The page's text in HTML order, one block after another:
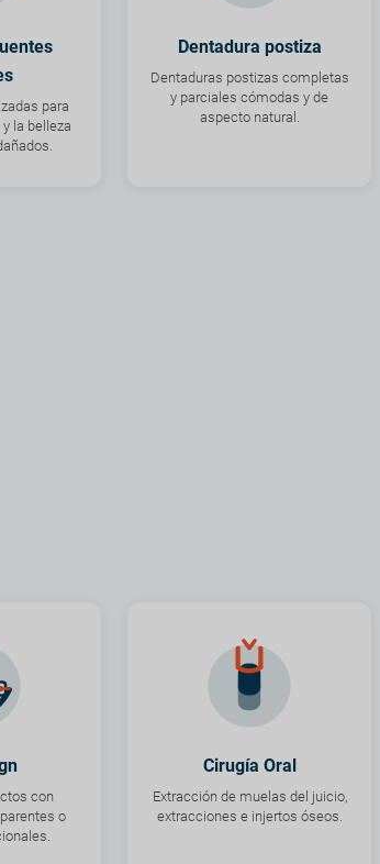
para
la belleza
Dentadura postiza
Dentaduras postizas completas
y parciales cómodas y de
aspecto natural.
con
o
Cirugía Oral
Extracción de muelas del juicio,
extracciones e injertos óseos.